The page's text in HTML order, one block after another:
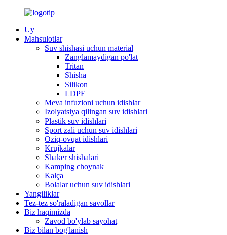
Uy
Mahsulotlar
Suv shishasi uchun material
Zanglamaydigan po'lat
Tritan
Shisha
Silikon
LDPE
Meva infuzioni uchun idishlar
Izolyatsiya qilingan suv idishlari
Plastik suv idishlari
Sport zali uchun suv idishlari
Oziq-ovqat idishlari
Krujkalar
Shaker shishalari
Kamping choynak
Kalça
Bolalar uchun suv idishlari
Yangiliklar
Tez-tez so'raladigan savollar
Biz haqimizda
Zavod bo'ylab sayohat
Biz bilan bog'lanish